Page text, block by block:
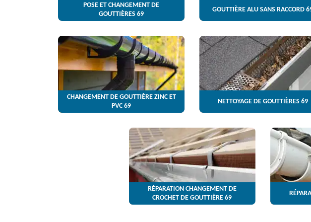
POSE ET CHANGEMENT DE
GOUTTIÈRES 69
GOUTTIÈRE ALU SANS RACCORD
CHANGEMENT DE GOUTTIÈRE ZINC ET
PVC 69
NETTOYAGE DE GOUTTIÈRES 69
RÉPARATION CHANGEMENT DE
CROCHET DE GOUTTIÈRE 69